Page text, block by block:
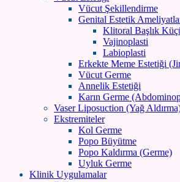
Vücut Şekillendirme
Genital Estetik
Klitoral Başlık
Vajinoplasti
Labioplasti
Erkekte Meme Estetiği
Vücut Germe
Annelik Estetiği
Karın Germe
Vaser Liposuction (Yağ
Ekstremiteler
Kol Germe
Popo Büyütme
Popo Kaldırma (Germe)
Uyluk Germe
Klinik Uygulamalar